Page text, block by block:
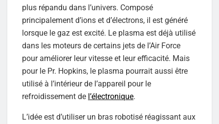
plus répandu dans l’univers. Composé
principalement d’ions et d’électrons, il est généré
lorsque le gaz est excité. Le plasma est déjà utilisé
dans les moteurs de certains jets de l’Air Force
pour améliorer leur vitesse et leur efficacité. Mais
pour le Pr. Hopkins, le plasma pourrait aussi être
utilisé à l’intérieur de l’appareil pour le
refroidissement de l’électronique.
L’idée est d’utiliser un bras robotisé réagissant aux